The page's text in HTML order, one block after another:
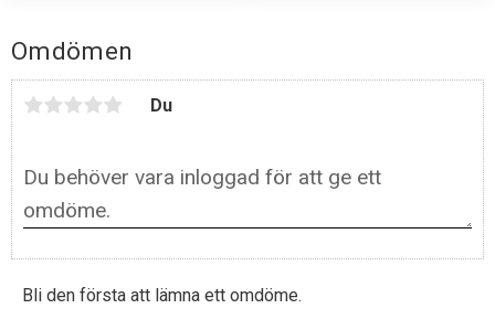
Omdömen
Du
Bli den första att lämna ett omdöme.